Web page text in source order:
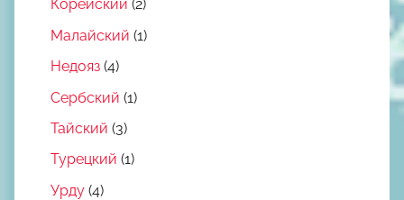
Корейский (2)
Малайский (1)
Недояз (4)
Сербский (1)
Тайский (3)
Турецкий (1)
Урду (4)